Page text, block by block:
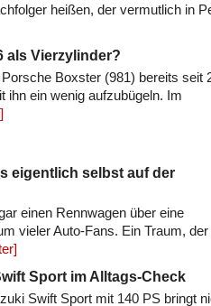
heißen, der vermutlich in
als Vierzylinder?
Boxster (981) bereits seit
ihn ein wenig aufzubügeln. Im
eigentlich selbst auf der
einen Rennwagen über eine
vieler Auto-Fans. Ein Traum,
Sport im Alltags-Check
Swift Sport mit 140 PS bringt